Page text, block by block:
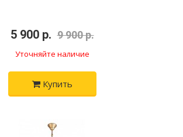
5 900 р. 9 900 р.
Уточняйте наличие
Купить